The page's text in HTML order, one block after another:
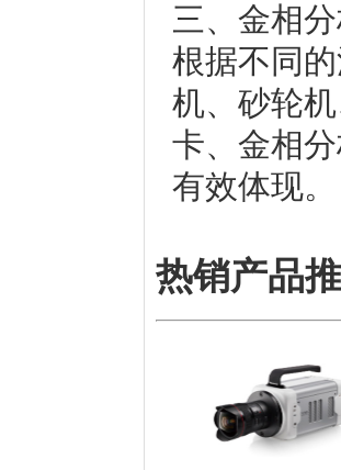
三、金相
根据不同
机、砂轮
卡、金相
有效体现
热销产品